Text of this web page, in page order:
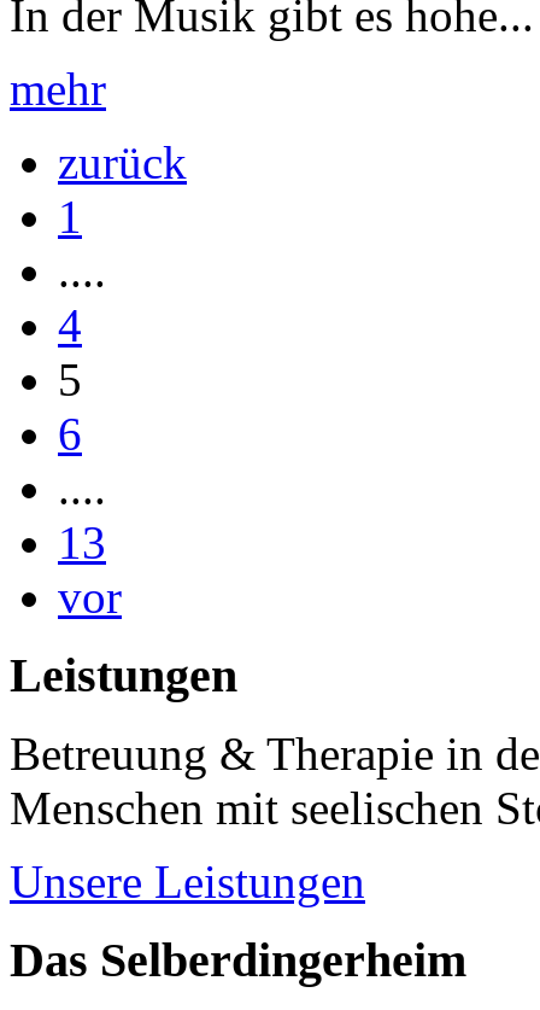
In der Musik gibt es hohe...
mehr
zurück
1
....
4
5
6
....
13
vor
Leistungen
Betreuung & Therapie in
Menschen mit seelischen
Unsere Leistungen
Das Selberdingerheim